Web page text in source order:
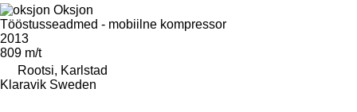
Oksjon
Tööstusseadmed - mobiilne kompressor
2013
809 m/t
Rootsi, Karlstad
Klaravik Sweden